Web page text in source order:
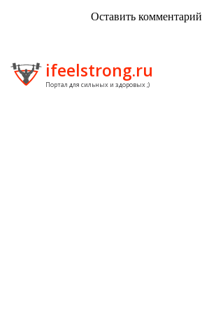
Оставить комментарий
ifeelstrong.ru
Портал для сильных и здоровых ;)